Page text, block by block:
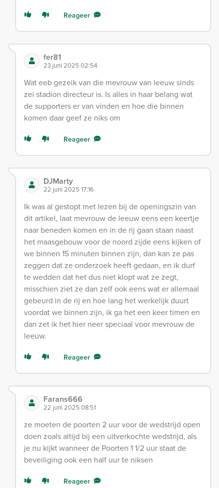
Reageer
fer81
23 juni 2025 02:54
Wat eeb gezeik van die mevrouw van leeuw sinds
zei stadion directeur is. Is alles in haar belang wat
de supporters er van vinden en hoe die binnen
komen daar geef ze niks om
Reageer
DJMarty
22 juni 2025 17:16
Ik was al gestopt met lezen bij de openingszin van
dit artikel, laat mevrouw de leeuw eens een keertje
naar beneden komen en in de rij gaan staan naast
het maasgebouw voor de noord zijde eens kijken of
we binnen 15 minuten binnen zijn, dan kan ze pas
zeggen dat ze onderzoek heeft gedaan, en ik durf
te wedden dat het dus niet klopt wat ze zegt,
misschien ziet ze dan zelf ook eens wat er allemaal
gebeurd in de rij en hoe lang het werkelijk duurt
voordat we binnen zijn, ik ga het een keer timen en
dan zet ik het hier neer speciaal voor mevrouw de
leeuw.
Reageer
Farans666
22 juni 2025 08:51
ze moeten de poorten 2 uur voor de wedstrijd open
doen zoals altijd bij een uitverkochte wedstrijd, als
je nu kijkt wanneer de Poorten 1 1/2 uur staat de
beveiliging ook een half uur te niksen
Reageer